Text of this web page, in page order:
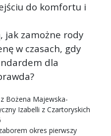
do komfortu i
jak zamożne rody
w czasach, gdy
dla
Bożena Majewska-
Izabelli z Czartoryskich
okres pierwszy